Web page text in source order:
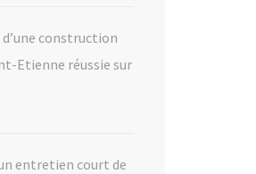
construction
Etienne réussie sur
entretien court de